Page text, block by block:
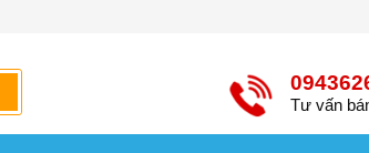
Tư vấn